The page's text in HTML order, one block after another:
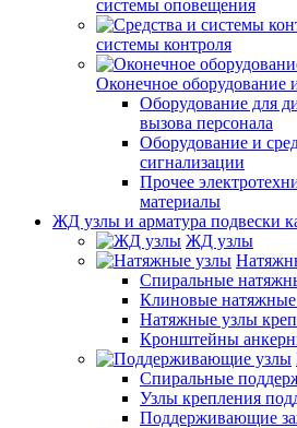
системы оповещения
системы контроля
Оконечное оборудование
Оборудование для
вызова персонала
Оборудование и
сигнализации
Прочее
материалы
ЖД узлы и арматура подвески
ЖД узлы
Спиральные
Клиновые
Натяжные узлы
Кронштейны
Спиральные
Узлы крепления
Поддерживающие